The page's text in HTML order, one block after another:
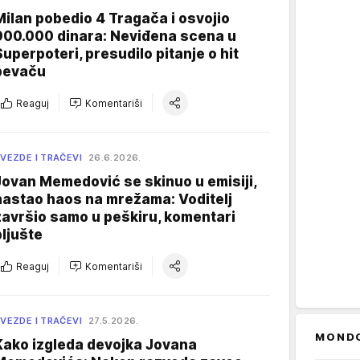
pobedio 4 Tragača i osvojio
dinara: Neviđena scena u
presudilo pitanje o hit
Reaguj Komentariši
I TRAČEVI 26.6.2026.
Memedović se skinuo u emisiji,
haos na mrežama: Voditelj
samo u peškiru, komentari
Reaguj Komentariši
I TRAČEVI 27.5.2026.
izgleda devojka Jovana